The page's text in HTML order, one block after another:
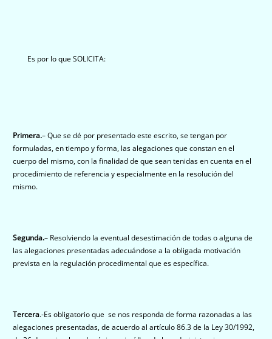
Es por lo que SOLICITA:
Primera.– Que se dé por presentado este escrito, se tengan por
formuladas, en tiempo y forma, las alegaciones que constan en el
cuerpo del mismo, con la finalidad de que sean tenidas en cuenta en el
procedimiento de referencia y especialmente en la resolución del
mismo.
Segunda.– Resolviendo la eventual desestimación de todas o alguna de
las alegaciones presentadas adecuándose a la obligada motivación
prevista en la regulación procedimental que es específica.
Tercera.-Es obligatorio que se nos responda de forma razonadas a las
alegaciones presentadas, de acuerdo al artículo 86.3 de la Ley 30/1992,